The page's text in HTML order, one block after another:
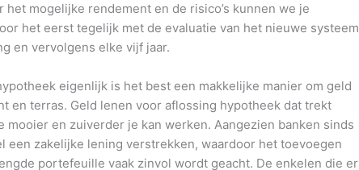
het mogelijke rendement en de risico’s kunnen we je
het eerst tegelijk met de evaluatie van het nieuwe systeem
en vervolgens elke vijf jaar.
eigenlijk is het best een makkelijke manier om geld
en terras. Geld lenen voor aflossing hypotheek dat trekt
mooier en zuiverder je kan werken. Aangezien banken sinds
een zakelijke lening verstrekken, waardoor het toevoegen
portefeuille vaak zinvol wordt geacht. De enkelen die er